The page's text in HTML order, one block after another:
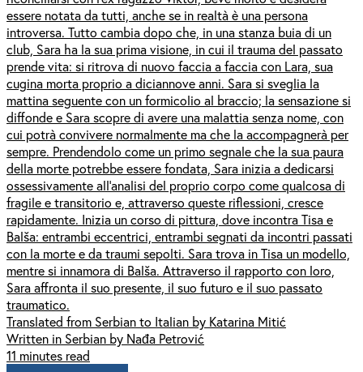
essere notata da tutti, anche se in realtà è una persona
introversa. Tutto cambia dopo che, in una stanza buia di un
club, Sara ha la sua prima visione, in cui il trauma del passato
prende vita: si ritrova di nuovo faccia a faccia con Lara, sua
cugina morta proprio a diciannove anni. Sara si sveglia la
mattina seguente con un formicolio al braccio; la sensazione si
diffonde e Sara scopre di avere una malattia senza nome, con
cui potrà convivere normalmente ma che la accompagnerà per
sempre. Prendendolo come un primo segnale che la sua paura
della morte potrebbe essere fondata, Sara inizia a dedicarsi
ossessivamente all’analisi del proprio corpo come qualcosa di
fragile e transitorio e, attraverso queste riflessioni, cresce
rapidamente. Inizia un corso di pittura, dove incontra Tisa e
Balša: entrambi eccentrici, entrambi segnati da incontri passati
con la morte e da traumi sepolti. Sara trova in Tisa un modello,
mentre si innamora di Balša. Attraverso il rapporto con loro,
Sara affronta il suo presente, il suo futuro e il suo passato
traumatico.
Translated from Serbian to Italian by Katarina Mitić
Written in Serbian by Nađa Petrović
11 minutes read